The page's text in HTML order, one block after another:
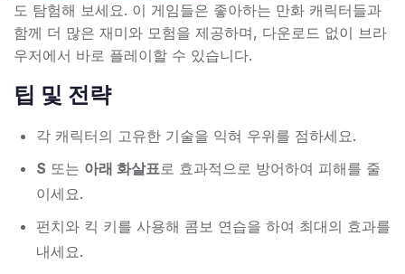
도 탐험해 보세요. 이 게임들은 좋아하는 만화 캐릭터들과
함께 더 많은 재미와 모험을 제공하며, 다운로드 없이 브라
우저에서 바로 플레이할 수 있습니다.
팁 및 전략
각 캐릭터의 고유한 기술을 익혀 우위를 점하세요.
S 또는 아래 화살표로 효과적으로 방어하여 피해를 줄
이세요.
펀치와 킥 키를 사용해 콤보 연습을 하여 최대의 효과를
내세요.